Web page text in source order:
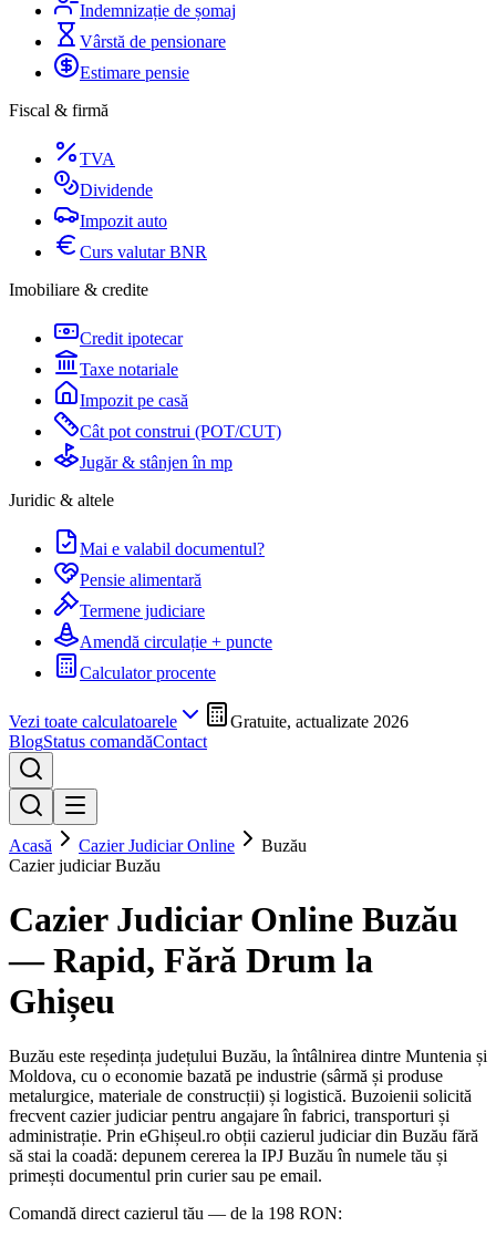
Indemnizație de șomaj
Vârstă de pensionare
Estimare pensie
Fiscal & firmă
TVA
Dividende
Impozit auto
Curs valutar BNR
Imobiliare & credite
Credit ipotecar
Taxe notariale
Impozit pe casă
Cât pot construi (POT/CUT)
Jugăr & stânjen în mp
Juridic & altele
Mai e valabil documentul?
Pensie alimentară
Termene judiciare
Amendă circulație + puncte
Calculator procente
Vezi toate calculatoarele
Gratuite, actualizate 2026
BlogStatus comandăContact
Acasă Cazier Judiciar Online
Buzău
Cazier judiciarBuzău
Cazier Judiciar Online Buzău
— Rapid, Fără Drum la
Ghișeu
Buzău este reședința județului Buzău, la întâlnirea dintre Muntenia și
Moldova, cu o economie bazată pe industrie (sârmă și produse
metalurgice, materiale de construcții) și logistică. Buzoienii solicită
frecvent cazier judiciar pentru angajare în fabrici, transporturi și
administrație. Prin eGhișeul.ro obții cazierul judiciar din Buzău fără
să stai la coadă: depunem cererea la IPJ Buzău în numele tău și
primești documentul prin curier sau pe email.
Comandă direct cazierul tău — de la 198 RON: